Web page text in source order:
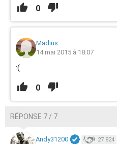
0
Madius
14 mai 2015 à 18:07
:(
0
RÉPONSE 7 / 7
Andy31200 27 824